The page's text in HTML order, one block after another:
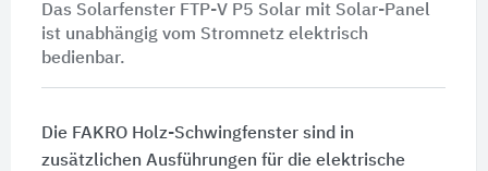
Das Solarfenster FTP-V P5 Solar mit Solar-Panel
ist unabhängig vom Stromnetz elektrisch
bedienbar.
Die FAKRO Holz-Schwingfenster sind in
zusätzlichen Ausführungen für die elektrische